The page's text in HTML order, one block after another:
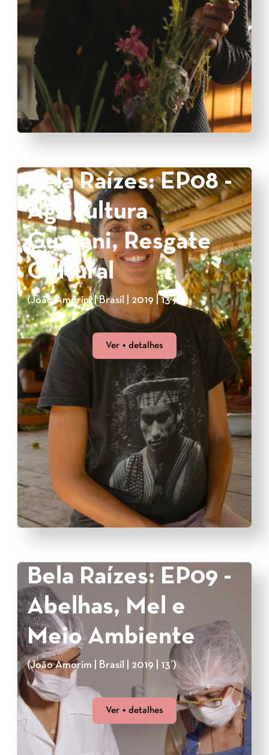
Bela Raízes: EP08 -
Agricultura
Guarani, Resgate
Cultural
(João Amorim | Brasil | 2019 | 13’)
Ver + detalhes
Bela Raízes: EP09 -
Abelhas, Mel e
Meio Ambiente
(João Amorim | Brasil | 2019 | 13’)
Ver + detalhes